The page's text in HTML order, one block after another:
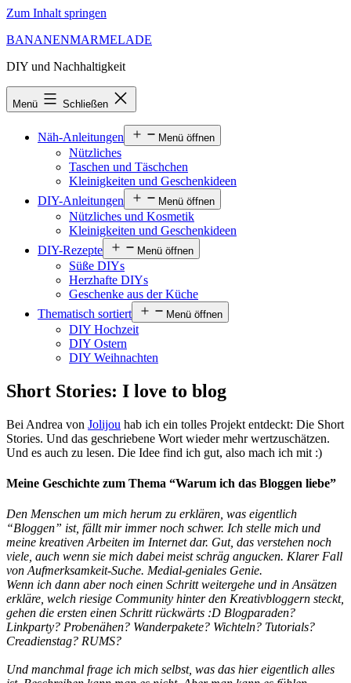
Zum Inhalt springen
BANANENMARMELADE
DIY und Nachhaltigkeit
Menü Schließen
Näh-Anleitungen Menü öffnen
Nützliches
Taschen und Täschchen
Kleinigkeiten und Geschenkideen
DIY-Anleitungen
Menü öffnen
Nützliches und Kosmetik
Kleinigkeiten und Geschenkideen
DIY-Rezepte
Menü öffnen
Süße DIYs
Herzhafte DIYs
Geschenke aus der Küche
Thematisch sortiert
Menü öffnen
DIY Hochzeit
DIY Ostern
DIY Weihnachten
Short Stories: I love to blog
Bei Andrea von Jolijou hab ich ein tolles Projekt entdeckt: Die Short
Stories. Und das geschriebene Wort wieder mehr wertzuschätzen.
Und es auch zu lesen. Die Idee find ich gut, also mach ich mit :)
Meine Geschichte zum Thema “Warum ich das Bloggen liebe”
Den Menschen um mich herum zu erklären, was eigentlich
“Bloggen” ist, fällt mir immer noch schwer. Ich stelle mich und
meine kreativen Arbeiten im Internet dar. Gut, das verstehen noch
viele, auch wenn sie mich dabei meist schräg angucken. Klarer Fall
von Aufmerksamkeit-Suche. Medial-geniales Genie.
Wenn ich dann aber noch einen Schritt weitergehe und in Ansätzen
erkläre, welch riesige Community hinter den Kreativbloggern steckt,
gehen die ersten einen Schritt rückwärts :D Blogparaden?
Linkparty? Probenähen? Wanderpakete? Wichteln? Tutorials?
Creadienstag? RUMS?
Und manchmal frage ich mich selbst, was das hier eigentlich alles